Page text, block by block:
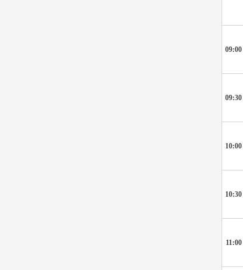
09:00
09:30
10:00
10:30
11:00